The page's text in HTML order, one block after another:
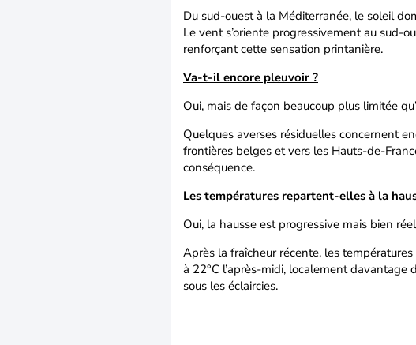
Du sud-ouest à la Méditerranée, le soleil
Le vent s’oriente progressivement au sud-
renforçant cette sensation printanière.
Va-t-il encore pleuvoir ?
Oui, mais de façon beaucoup plus limitée
Quelques averses résiduelles concernent
frontières belges et vers les Hauts-de-
conséquence.
Les températures repartent-elles à la
Oui, la hausse est progressive mais bien
Après la fraîcheur récente, les
à 22°C l’après-midi, localement
sous les éclaircies.